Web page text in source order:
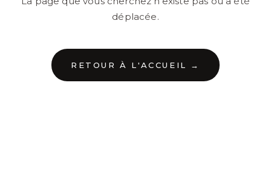
déplacée.
RETOUR À L'ACCUEIL →